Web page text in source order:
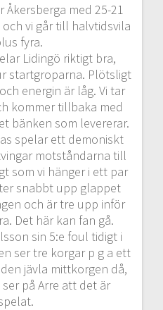
med 25-21
vi går till halvtidsvila
fyra.
Lidingö riktigt bra,
startgroparna. Plötsligt
energin är låg. Vi tar
kommer tillbaka med
bänken som levererar.
spelar ett demoniskt
motståndarna till
som vi hänger i ett par
snabbt upp glappet
och är tre upp inför
Det här kan fan gå.
sin 5:e foul tidigt i
ser tre korgar p g a ett
jävla mittkorgen då,
på Arre att det är